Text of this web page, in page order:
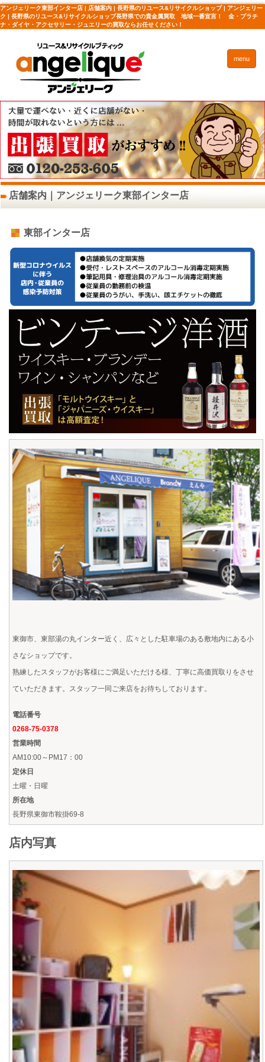
アンジェリーク東部インター店 | 店舗案内 | 長野県のリユース&リサイクルショップ | アンジェリー
ク | 長野県のリユース&リサイクルショップ長野県での貴金属買取 地域一番宣言！ 金・プラチ
ナ・ダイヤ・アクセサリー・ジュエリーの買取ならお任せください！
menu
店舗案内｜アンジェリーク東部インター店
東部インター店
東御市、東部湯の丸インター近く、広々とした駐車場のある敷地内にある小
さなショップです。
熟練したスタッフがお客様にご満足いただける様、丁寧に高価買取り をさせ
ていただきます。スタッフ一同ご来店をお待ちしております。
電話番号
0268-75-0378
営業時間
AM10:00～PM17：00
定休日
土曜・日曜
所在地
長野県東御市鞍掛69-8
店内写真